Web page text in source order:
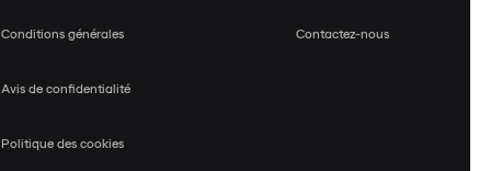
Conditions générales
Avis de confidentialité
Politique des cookies
Contactez-nous